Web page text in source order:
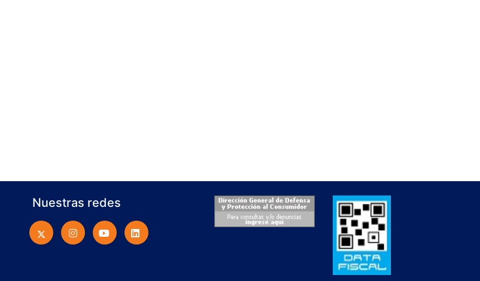
Nuestras redes